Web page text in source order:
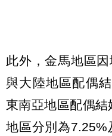
此外，金馬地區
與大陸地區配偶
東南亞地區配偶
地區分別為7.25%